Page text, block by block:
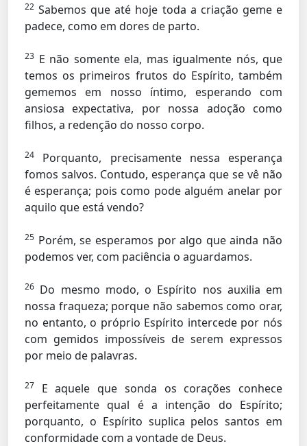
22 Sabemos que até hoje toda a criação geme e
padece, como em dores de parto.
23 E não somente ela, mas igualmente nós, que
temos os primeiros frutos do Espírito, também
gememos em nosso íntimo, esperando com
ansiosa expectativa, por nossa adoção como
filhos, a redenção do nosso corpo.
24
Porquanto, precisamente nessa esperança
fomos salvos. Contudo, esperança que se vê não
é esperança; pois como pode alguém anelar por
aquilo que está vendo?
25 Porém, se esperamos por algo que ainda não
podemos ver, com paciência o aguardamos.
26 Do mesmo modo, o Espírito nos auxilia em
nossa fraqueza; porque não sabemos como orar,
no entanto, o próprio Espírito intercede por nós
com gemidos impossíveis de serem expressos
por meio de palavras.
27
E aquele que sonda os corações conhece
perfeitamente qual é a intenção do Espírito;
porquanto, o Espírito suplica pelos santos em
conformidade com a vontade de Deus.